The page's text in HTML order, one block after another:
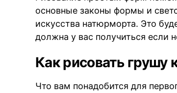
основные законы формы и
искусства натюрморта. Это
должна у вас получиться если
Как рисовать грушу
Что вам понадобится для